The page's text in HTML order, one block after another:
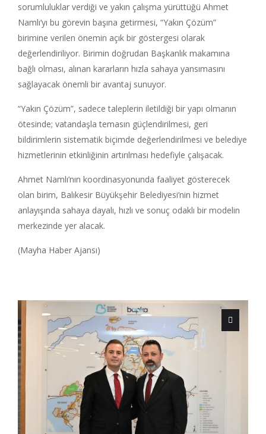
sorumluluklar verdiği ve yakın çalışma yürüttüğü Ahmet
Namlı’yı bu görevin başına getirmesi, “Yakın Çözüm”
birimine verilen önemin açık bir göstergesi olarak
değerlendiriliyor. Birimin doğrudan Başkanlık makamına
bağlı olması, alınan kararların hızla sahaya yansımasını
sağlayacak önemli bir avantaj sunuyor.
“Yakın Çözüm”, sadece taleplerin iletildiği bir yapı olmanın
ötesinde; vatandaşla temasın güçlendirilmesi, geri
bildirimlerin sistematik biçimde değerlendirilmesi ve belediye
hizmetlerinin etkinliğinin artırılması hedefiyle çalışacak.
Ahmet Namlı’nın koordinasyonunda faaliyet gösterecek
olan birim, Balıkesir Büyükşehir Belediyesi’nin hizmet
anlayışında sahaya dayalı, hızlı ve sonuç odaklı bir modelin
merkezinde yer alacak.
(Mayha Haber Ajansı)